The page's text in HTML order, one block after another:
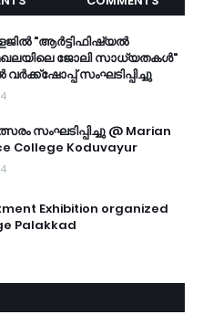
"ആർട്ടിഫിഷ്യൽ
ജോലി സാധ്യതകൾ"
സംഘടിപ്പിച്ചു
സംഘടിപ്പിച്ചു @ Marian
College Koduvayur
Exhibition organized
Palakkad